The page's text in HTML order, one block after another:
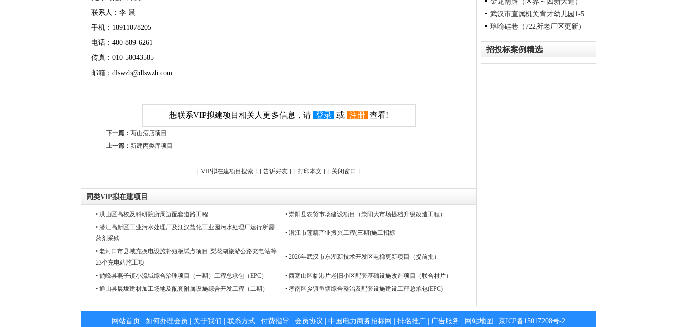
联系人：李 晨
手机：18911078205
电话：400-889-6261
传真：010-58043585
邮箱：dlswzb@dlswzb.com
想联系VIP拟建项目相关人更多信息，请 登录 或 注册 查看!
下一篇： 两山酒店项目
上一篇： 新建丙类库项目
[ VIP拟在建项目搜索 ] [ 告诉好友 ] [ 打印本文 ] [ 关闭窗口 ]
同类VIP拟在建项目
• 洪山区高校及科研院所周边配套道路工程
• 崇阳县农贸市场建设项目（崇阳大市场提档升级改造工程）
• 潜江高新区工业污水处理厂及江汉盐化工业园污水处理厂运行所需
药剂采购
• 潜江市莲藕产业振兴工程(三期)施工招标
• 老河口市县域充换电设施补短板试点项目-梨花湖旅游公路充电站等
23个充电站施工项
• 2026年武汉市东湖新技术开发区电梯更新项目（提前批）
• 鹤峰县燕子镇小流域综合治理项目（一期）工程总承包（EPC）
• 西塞山区临港片老旧小区配套基础设施改造项目（联合村片）
• 通山县晨垅建材加工场地及配套附属设施综合开发工程（二期）
• 孝南区乡镇鱼塘综合整治及配套设施建设工程总承包(EPC)
地停车楼项目1
道路和排水工程1
武汉市直属机关育才幼儿园1-5
号楼专项保护修缮工程
珞喻硅巷（722所老厂区更新）
招投标案例精选
网站首页 如何办理会员 关于我们 联系方式 付费指导 会员协议 中国电力商务招标网 排名推广 广告服务 网站地图 京ICP备15017208号-2